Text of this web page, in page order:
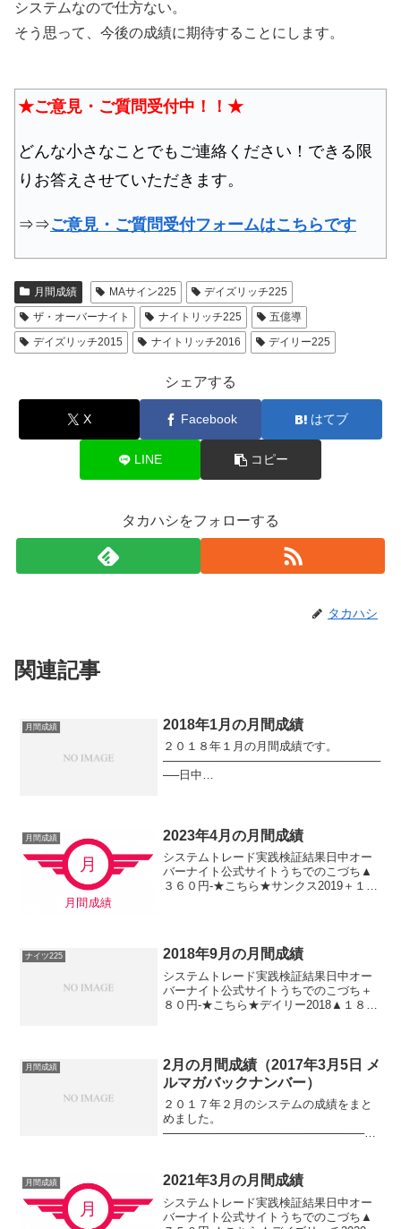
システムなので仕方ない。
そう思って、今後の成績に期待することにします。
★ご意見・ご質問受付中！！★
どんな小さなことでもご連絡ください！できる限
りお答えさせていただきます。
⇒⇒ご意見・ご質問受付フォームはこちらです
月間成績 MAサイン225
デイズリッチ225
ザ・オーバーナイト
ナイトリッチ225
五億導
デイズリッチ2015
ナイトリッチ2016 デイリー225
シェアする
X Facebook はてブ
LINE コピー
タカハシをフォローする
タカハシ
関連記事
月間成績 2018年1月の月間成績
２０１８年１月の月間成績です。
───────────────────────────
──日中
６６０円パターントレ...
月間成績 2023年4月の月間成績
システムトレード実践検証結果日中オー
バーナイト公式サイトうちでのこづち▲
３６０円-★こちら★サンクス2019＋１８
ナイツ225 2018年9月の月間成績
システムトレード実践検証結果日中オー
バーナイト公式サイトうちでのこづち＋
８０円-★こちら★デイリー2018▲１８０
デ...
月間成績
2月の月間成績（2017年3月5日 メ
ルマガバックナンバー）
２０１７年２月のシステムの成績をまと
めました。
───────────────────────────
──うちでのこづち・・・・・・・・＋１
６０円デイリー２２５（標準）・・・・
＋１...
月間成績 2021年3月の月間成績
システムトレード実践検証結果日中オー
バーナイト公式サイトうちでのこづち▲